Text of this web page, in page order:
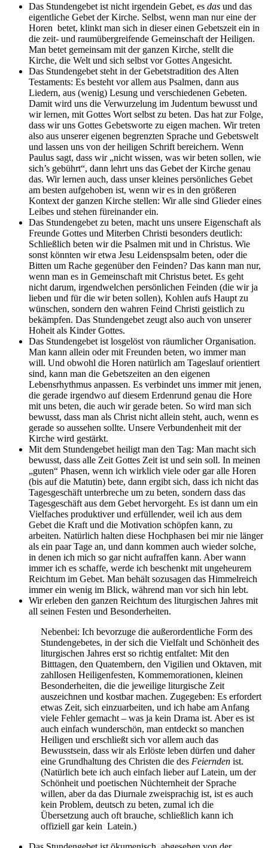
Das Stundengebet ist nicht irgendein Gebet, es das und das
eigentliche Gebet der Kirche. Selbst, wenn man nur eine der
Horen betet, klinkt man sich in dieser einen Gebetszeit ein in
die zeit- und raumübergreifende Gemeinschaft der Heiligen.
Man betet gemeinsam mit der ganzen Kirche, stellt die
Kirche, die Welt und sich selbst vor Gottes Angesicht.
Das Stundengebet steht in der Gebetstradition des Alten
Testaments: Es besteht vor allem aus Psalmen, dann aus
Liedern, aus (wenig) Lesung und verschiedenen Gebeten.
Damit wird uns die Verwurzelung im Judentum bewusst und
wir lernen, mit Gottes Wort selbst zu beten. Das hat zur Folge,
dass wir uns Gottes Gebetsworte zu eigen machen. Wir treten
also aus unserer eigenen begrenzten Sprache und Gebetswelt
und lassen uns von der heiligen Schrift bereichern. Wenn
Paulus sagt, dass wir „nicht wissen, was wir beten sollen, wie
sich’s gebührt“, dann lehrt uns das Gebet der Kirche genau
das. Wir lernen auch, dass unser kleines persönliches Gebet
am besten aufgehoben ist, wenn wir es in den größeren
Kontext der ganzen Kirche stellen: Wir alle sind Glieder eines
Leibes und stehen füreinander ein.
Das Stundengebet zu beten, macht uns unsere Eigenschaft als
Freunde Gottes und Miterben Christi besonders deutlich:
Schließlich beten wir die Psalmen mit und in Christus. Wie
sonst könnten wir etwa Jesu Leidenspsalm beten, oder die
Bitten um Rache gegenüber den Feinden? Das kann man nur,
wenn man es in Gemeinschaft mit Christus betet. Es geht
nicht darum, irgendwelchen persönlichen Feinden (die wir ja
lieben und für die wir beten sollen), Kohlen aufs Haupt zu
wünschen, sondern den wahren Feind Christi geistlich zu
bekämpfen. Das Stundengebet zeugt also auch von unserer
Hoheit als Kinder Gottes.
Das Stundengebet ist losgelöst von räumlicher Organisation.
Man kann allein oder mit Freunden beten, wo immer man
will. Und obwohl die Horen natürlich am Tageslauf orientiert
sind, kann man die Gebetszeiten an den eigenen
Lebensrhythmus anpassen. Es verbindet uns immer mit jenen,
die gerade irgendwo auf diesem Erdenrund genau die Hore
mit uns beten, die auch wir gerade beten. So wird man sich
bewusst, dass man als Christ nicht allein steht, auch, wenn es
gerade so aussehen sollte. Unsere Verbundenheit mit der
Kirche wird gestärkt.
Mit dem Stundengebet heiligt man den Tag: Man macht sich
bewusst, dass alle Zeit Gottes Zeit ist und sein soll. In meinen
„guten“ Phasen, wenn ich wirklich viele oder gar alle Horen
(bis auf die Matutin) bete, dann ergibt sich, dass ich nicht das
Tagesgeschäft unterbreche um zu beten, sondern dass das
Tagesgeschäft aus dem Gebet hervorgeht. Es ist dann um ein
Vielfaches produktiver und erfüllender, weil ich aus dem
Gebet die Kraft und die Motivation schöpfen kann, zu
arbeiten. Natürlich halten diese Hochphasen bei mir nie länger
als ein paar Tage an, und dann kommen auch wieder solche,
in denen ich mich so gar nicht aufraffen kann. Aber wann
immer ich es schaffe, werde ich beschenkt mit ungeheurem
Reichtum im Gebet. Man behält sozusagen das Himmelreich
immer ein wenig im Blick, während man vor sich hin lebt.
Wir erleben den ganzen Reichtum des liturgischen Jahres mit
all seinen Festen und Besonderheiten.
Nebenbei: Ich bevorzuge die außerordentliche Form des
Stundengebetes, in der sich die Vielfalt und Schönheit des
liturgischen Jahres erst so richtig entfaltet: Mit den
Bitttagen, den Quatembern, den Vigilien und Oktaven, mit
zahllosen Heiligenfesten, Kommemorationen, kleinen
Besonderheiten, die die jeweilige liturgische Zeit
auszeichnen und kostbar machen. Zugegeben: Es erfordert
etwas Zeit, sich einzuarbeiten, und ich habe am Anfang
viele Fehler gemacht – was ja kein Drama ist. Aber es ist
auch einfach wunderschön, man entdeckt so manchen
Heiligen und erschließt sich vor allem auch das
Bewusstsein, dass wir als Erlöste leben dürfen und daher
eine Grundhaltung des Christen die des Feiernden ist.
(Natürlich bete ich auch einfach lieber auf Latein, um der
Schönheit und poetischen Nüchternheit der Sprache
willen, aber da das Diurnale zweisprachig ist, ist es auch
kein Problem, deutsch zu beten, zumal ich die
Übersetzung auch oft brauche, schließlich kann ich
offiziell gar kein Latein.)